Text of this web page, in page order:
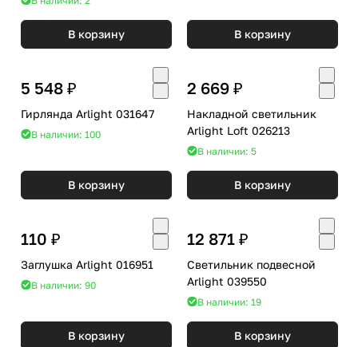
В корзину В корзину
5 548 ₽
Гирлянда Arlight 031647
В наличии: 100
В корзину
2 669 ₽
Накладной светильник
Arlight Loft 026213
В наличии: 5
В корзину
110 ₽
Заглушка Arlight 016951
В наличии: 90
В корзину
12 871 ₽
Светильник подвесной
Arlight 039550
В наличии: 19
В корзину